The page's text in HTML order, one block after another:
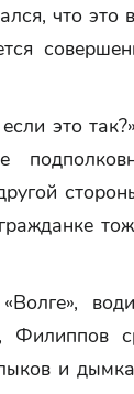
что это
это
Филиппов
и